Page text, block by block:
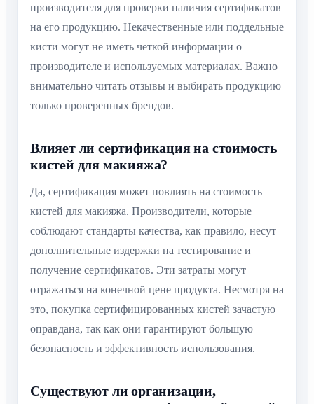
производителя для проверки наличия сертификатов
на его продукцию. Некачественные или поддельные
кисти могут не иметь четкой информации о
производителе и используемых материалах. Важно
внимательно читать отзывы и выбирать продукцию
только проверенных брендов.
Влияет ли сертификация на стоимость
кистей для макияжа?
Да, сертификация может повлиять на стоимость
кистей для макияжа. Производители, которые
соблюдают стандарты качества, как правило, несут
дополнительные издержки на тестирование и
получение сертификатов. Эти затраты могут
отражаться на конечной цене продукта. Несмотря на
это, покупка сертифицированных кистей зачастую
оправдана, так как они гарантируют большую
безопасность и эффективность использования.
Существуют ли организации,